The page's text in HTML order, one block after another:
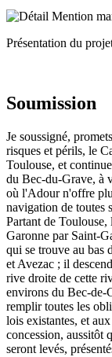
Présentation du
Soumission
Je soussigné,
risques et périls, le
Toulouse, et
du Bec-du-Grave, à
où l'Adour n'offre
navigation de toutes
Partant de Toulouse,
Garonne par Saint-
qui se trouve au bas
et Avezac ; il
rive droite de cette
environs du Bec-de-
remplir toutes les
lois existantes, et
concession, aussitôt
seront levés,